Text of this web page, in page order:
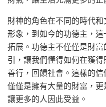
財神的角色在不同的時代
形象，到如今的功德主，
拓展。功德主不僅僅是財
引，讓我們懂得如何在獲
善行，回饋社會。這樣的
僅僅是擁有大量的財富，更
讓更多的人因此受益。